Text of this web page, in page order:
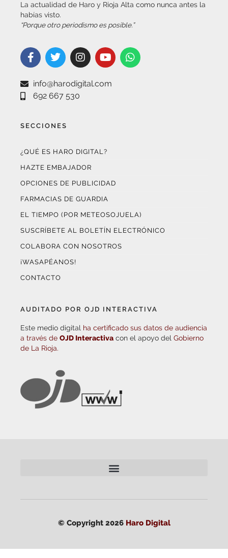
La actualidad de Haro y Rioja Alta como nunca antes la
habías visto.
“Porque otro periodismo es posible.”
info@harodigital.com
692 667 530
SECCIONES
¿QUÉ ES HARO DIGITAL?
HAZTE EMBAJADOR
OPCIONES DE PUBLICIDAD
FARMACIAS DE GUARDIA
EL TIEMPO (POR METEOSOJUELA)
SUSCRÍBETE AL BOLETÍN ELECTRÓNICO
COLABORA CON NOSOTROS
¡WASAPÉANOS!
CONTACTO
AUDITADO POR OJD INTERACTIVA
Este medio digital ha certificado sus datos de audiencia
a través de OJD Interactiva con el apoyo del Gobierno
de La Rioja.
© Copyright 2026 Haro Digital